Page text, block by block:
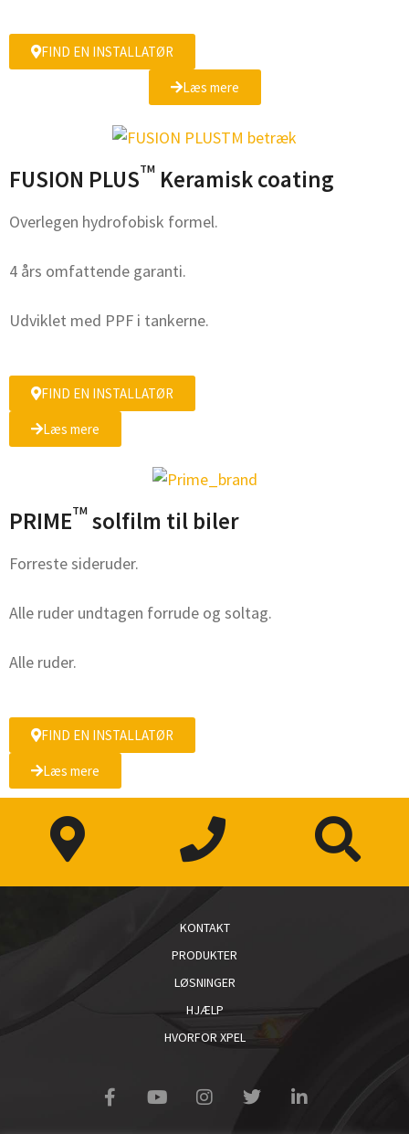
FIND EN INSTALLATØR
Læs mere
FUSION PLUSTM Keramisk coating
Overlegen hydrofobisk formel.
4 års omfattende garanti.
Udviklet med PPF i tankerne.
FIND EN INSTALLATØR
Læs mere
PRIMETM solfilm til biler
Forreste sideruder.
Alle ruder undtagen forrude og soltag.
Alle ruder.
FIND EN INSTALLATØR
Læs mere
KONTAKT
PRODUKTER
LØSNINGER
HJÆLP
HVORFOR XPEL